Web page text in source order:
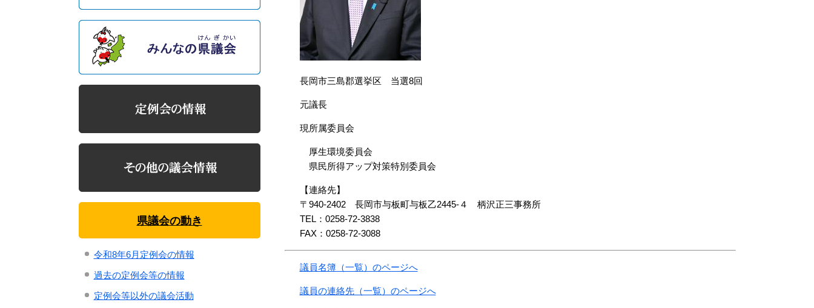
長岡市三島郡選挙区 当選8回
元議長
現所属委員会
厚生環境委員会
県民所得アップ対策特別委員会
【連絡先】
〒940-2402 長岡市与板町与板乙2445-４ 柄沢正三事務所
TEL：0258-72-3838
FAX：0258-72-3088
議員名簿（一覧）のページへ
議員の連絡先（一覧）のページへ
県議会の動き
令和8年6月定例会の情報
過去の定例会等の情報
定例会等以外の議会活動